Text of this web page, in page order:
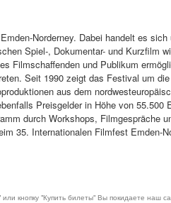
Norderney. Dabei handelt es sich
Spiel-, Dokumentar- und Kurzfilm
Filmschaffenden und Publikum
Seit 1990 zeigt das Festival um
aus dem
Preisgelder in Höhe von 55.500
durch Workshops, Filmgespräche
35. Internationalen Filmfest Emden-
кнопку "Купить билеты" Вы покидаете наш